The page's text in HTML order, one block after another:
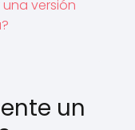
versión
un